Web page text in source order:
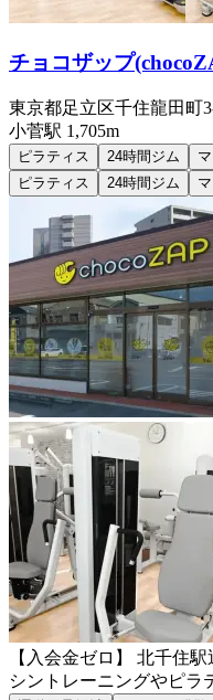
チョコザップ
東京都足立区千住龍田町
小菅駅 1,705m
ピラティス 24時間ジム
ピラティス
24時間ジム
【入会金ゼロ】 北千住
シントレーニングやピラ